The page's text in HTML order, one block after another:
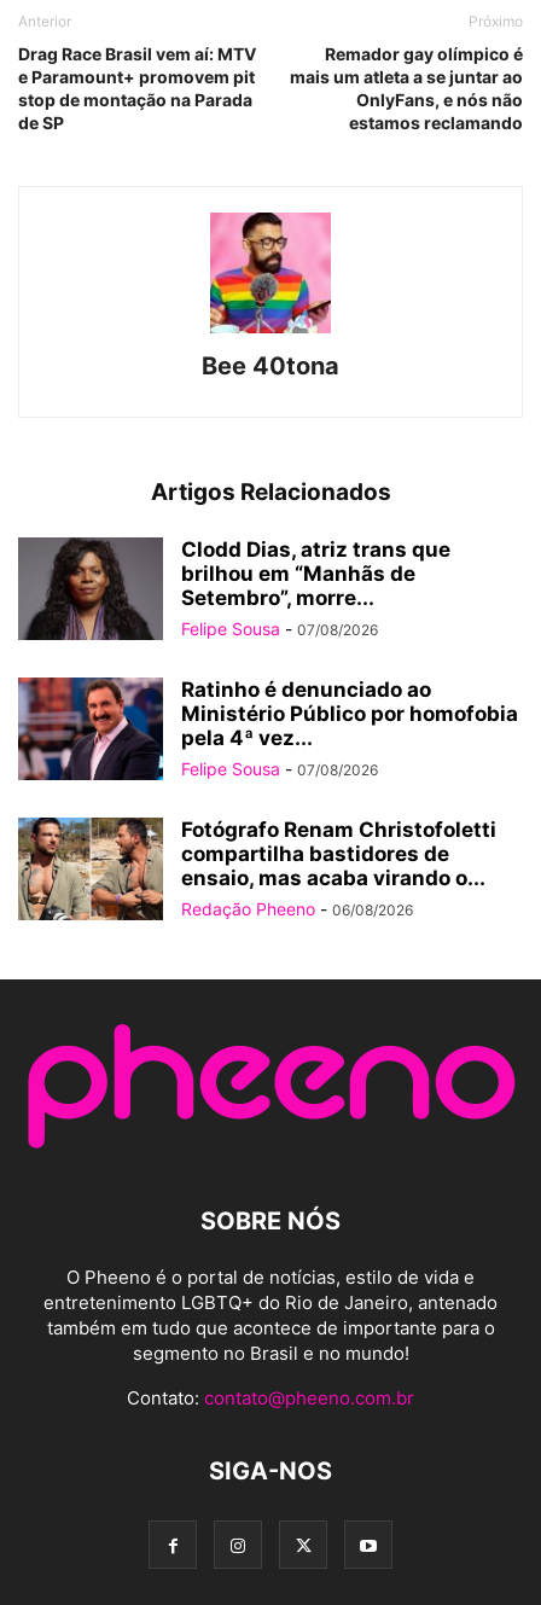
Anterior
Drag Race Brasil vem aí: MTV
e Paramount+ promovem pit
stop de montação na Parada
de SP
Próximo
Remador gay olímpico é
mais um atleta a se juntar ao
OnlyFans, e nós não
estamos reclamando
Bee 40tona
Artigos Relacionados
Clodd Dias, atriz trans que
brilhou em “Manhãs de
Setembro”, morre...
Felipe Sousa - 07/08/2026
Ratinho é denunciado ao
Ministério Público por homofobia
pela 4ª vez...
Felipe Sousa - 07/08/2026
Fotógrafo Renam Christofoletti
compartilha bastidores de
ensaio, mas acaba virando o...
Redação Pheeno - 06/08/2026
SOBRE NÓS
O Pheeno é o portal de notícias, estilo de vida e
entretenimento LGBTQ+ do Rio de Janeiro, antenado
também em tudo que acontece de importante para o
segmento no Brasil e no mundo!
Contato: contato@pheeno.com.br
SIGA-NOS